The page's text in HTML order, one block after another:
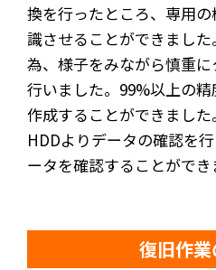
換を行ったところ、専用
識させることができまし
為、様子をみながら慎重
行いました。99%以上の
作成することができまし
HDDよりデータの確認を
ータを確認することができ
復旧作